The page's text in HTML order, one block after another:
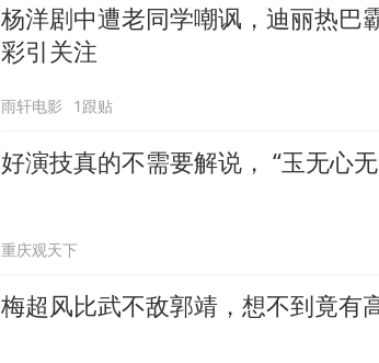
杨洋剧中遭老同学嘲讽，迪丽热巴
彩引关注
雨轩电影 1跟贴
好演技真的不需要
重庆观天下
梅超风比武不敌郭靖，想不到竟有